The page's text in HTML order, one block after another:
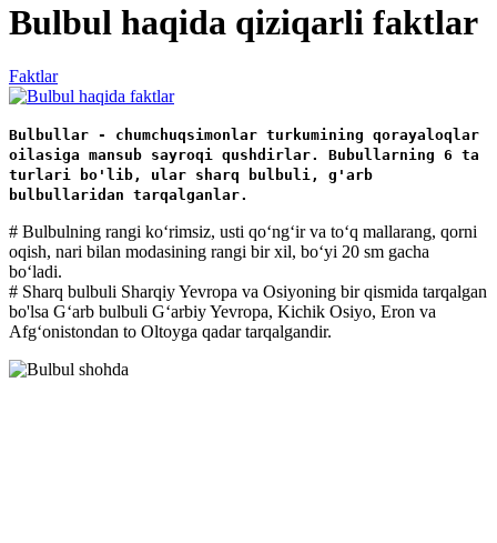
Bulbul haqida qiziqarli faktlar
Faktlar
Bulbullar - chumchuqsimonlar turkumining qorayaloqlar
oilasiga mansub sayroqi qushdirlar. Bubullarning 6 ta
turlari bo'lib, ular sharq bulbuli, g'arb
bulbullaridan tarqalganlar.
# Bulbulning rangi koʻrimsiz, usti qoʻngʻir va toʻq mallarang, qorni
oqish, nari bilan modasining rangi bir xil, boʻyi 20 sm gacha
boʻladi.
# Sharq bulbuli Sharqiy Yevropa va Osiyoning bir qismida tarqalgan
bo'lsa Gʻarb bulbuli Gʻarbiy Yevropa, Kichik Osiyo, Eron va
Afgʻonistondan to Oltoyga qadar tarqalgandir.